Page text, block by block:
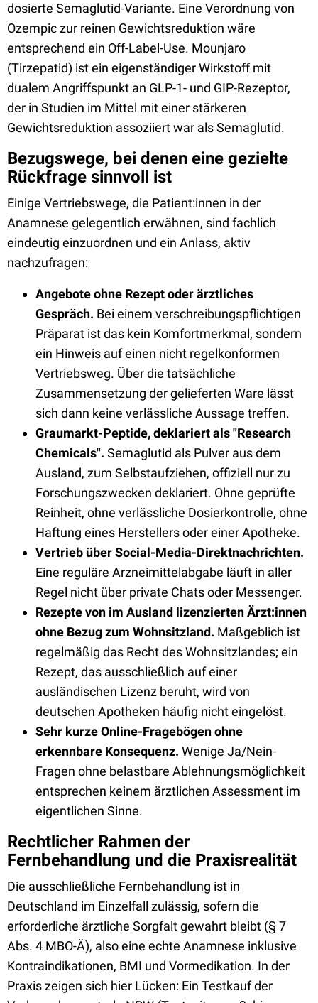
dosierte Semaglutid-Variante. Eine Verordnung von
Ozempic zur reinen Gewichtsreduktion wäre
entsprechend ein Off-Label-Use. Mounjaro
(Tirzepatid) ist ein eigenständiger Wirkstoff mit
dualem Angriffspunkt an GLP-1- und GIP-Rezeptor,
der in Studien im Mittel mit einer stärkeren
Gewichtsreduktion assoziiert war als Semaglutid.
Bezugswege, bei denen eine gezielte
Rückfrage sinnvoll ist
Einige Vertriebswege, die Patient:innen in der
Anamnese gelegentlich erwähnen, sind fachlich
eindeutig einzuordnen und ein Anlass, aktiv
nachzufragen:
Angebote ohne Rezept oder ärztliches
Gespräch. Bei einem verschreibungspflichtigen
Präparat ist das kein Komfortmerkmal, sondern
ein Hinweis auf einen nicht regelkonformen
Vertriebsweg. Über die tatsächliche
Zusammensetzung der gelieferten Ware lässt
sich dann keine verlässliche Aussage treffen.
Graumarkt-Peptide, deklariert als "Research
Chemicals". Semaglutid als Pulver aus dem
Ausland, zum Selbstaufziehen, offiziell nur zu
Forschungszwecken deklariert. Ohne geprüfte
Reinheit, ohne verlässliche Dosierkontrolle, ohne
Haftung eines Herstellers oder einer Apotheke.
Vertrieb über Social-Media-Direktnachrichten.
Eine reguläre Arzneimittelabgabe läuft in aller
Regel nicht über private Chats oder Messenger.
Rezepte von im Ausland lizenzierten Ärzt:innen
ohne Bezug zum Wohnsitzland. Maßgeblich ist
regelmäßig das Recht des Wohnsitzlandes; ein
Rezept, das ausschließlich auf einer
ausländischen Lizenz beruht, wird von
deutschen Apotheken häufig nicht eingelöst.
Sehr kurze Online-Fragebögen ohne
erkennbare Konsequenz. Wenige Ja/Nein-
Fragen ohne belastbare Ablehnungsmöglichkeit
entsprechen keinem ärztlichen Assessment im
eigentlichen Sinne.
Rechtlicher Rahmen der
Fernbehandlung und die Praxisrealität
Die ausschließliche Fernbehandlung ist in
Deutschland im Einzelfall zulässig, sofern die
erforderliche ärztliche Sorgfalt gewahrt bleibt (§ 7
Abs. 4 MBO-Ä), also eine echte Anamnese inklusive
Kontraindikationen, BMI und Vormedikation. In der
Praxis zeigen sich hier Lücken: Ein Testkauf der